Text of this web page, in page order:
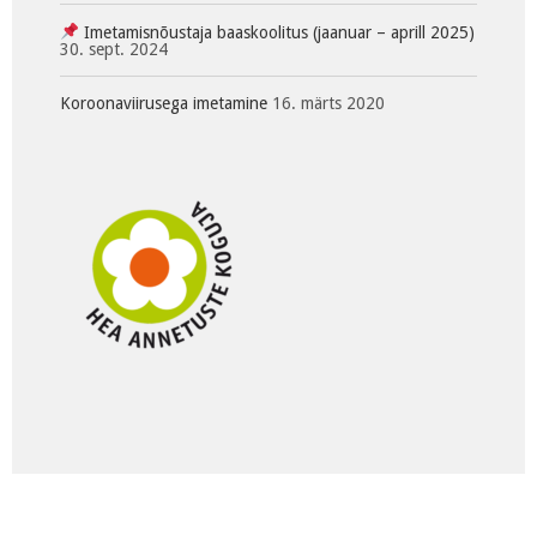
Imetamisnõustaja baaskoolitus (jaanuar – aprill 2025)
30. sept. 2024
Koroonaviirusega imetamine 16. märts 2020